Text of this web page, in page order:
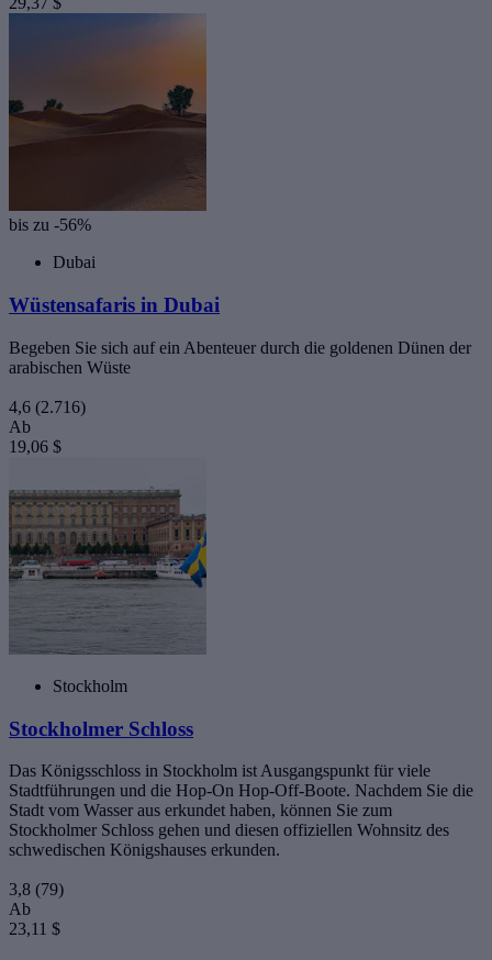
bis zu -56%
Dubai
Wüstensafaris in Dubai
Begeben Sie sich auf ein Abenteuer durch die goldenen Dünen der
arabischen Wüste
4,6 (2.716)
Ab
19,06 $
Stockholm
Stockholmer Schloss
Das Königsschloss in Stockholm ist Ausgangspunkt für viele
Stadtführungen und die Hop-On Hop-Off-Boote. Nachdem Sie die
Stadt vom Wasser aus erkundet haben, können Sie zum
Stockholmer Schloss gehen und diesen offiziellen Wohnsitz des
schwedischen Königshauses erkunden.
3,8 (79)
Ab
23,11 $